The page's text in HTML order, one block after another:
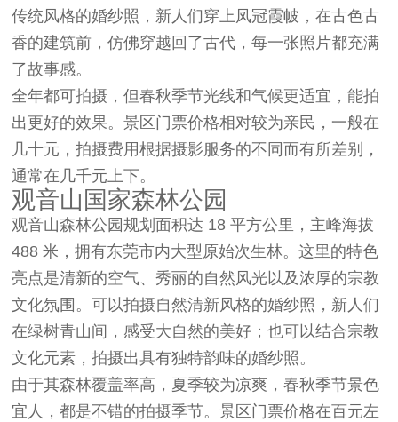
传统风格的婚纱照，新人们穿上凤冠霞帔，在古色古
香的建筑前，仿佛穿越回了古代，每一张照片都充满
了故事感。
全年都可拍摄，但春秋季节光线和气候更适宜，能拍
出更好的效果。景区门票价格相对较为亲民，一般在
几十元，拍摄费用根据摄影服务的不同而有所差别，
通常在几千元上下。
观音山国家森林公园
观音山森林公园规划面积达 18 平方公里，主峰海拔
488 米，拥有东莞市内大型原始次生林。这里的特色
亮点是清新的空气、秀丽的自然风光以及浓厚的宗教
文化氛围。可以拍摄自然清新风格的婚纱照，新人们
在绿树青山间，感受大自然的美好；也可以结合宗教
文化元素，拍摄出具有独特韵味的婚纱照。
由于其森林覆盖率高，夏季较为凉爽，春秋季节景色
宜人，都是不错的拍摄季节。景区门票价格在百元左